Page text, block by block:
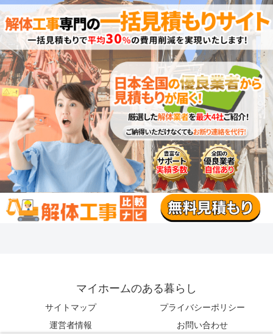
マイホームのある暮らし
サイトマップ
プライバシーポリシー
運営者情報
お問い合わせ